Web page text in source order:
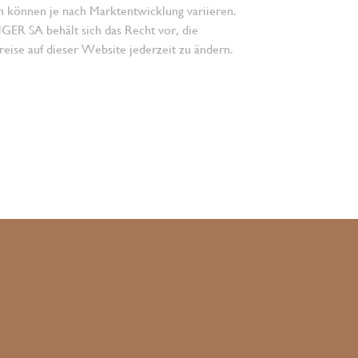
können je nach Marktentwicklung variieren.
SA behält sich das Recht vor, die
auf dieser Website jederzeit zu ändern.